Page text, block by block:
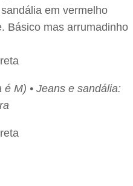
em vermelho
Básico mas arrumadinho
M) • Jeans e sandália: